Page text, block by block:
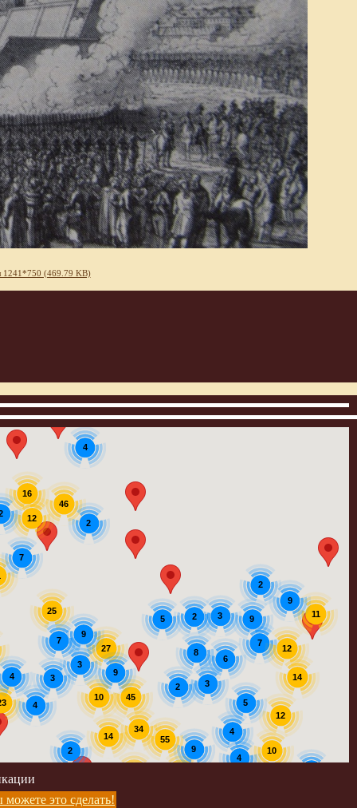
1241*750 (469.79 KB)
16
46
2
12
25
7
45
7
4
7
6
4
34
11
3
55
9
9
27 12
12
10
14
3
2
10
14
3
2
5
2
9
8
4
4 3
5
2
9
4
9
это сделать!